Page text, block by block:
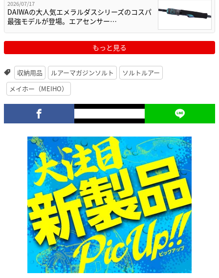
2026/07/17
DAIWAの大人気エメラルダスシリーズのコスパ
最強モデルが登場。エアセンサー…
もっと見る
収納用品 ルアーマガジンソルト
ソルトルアー
メイホー（MEIHO）